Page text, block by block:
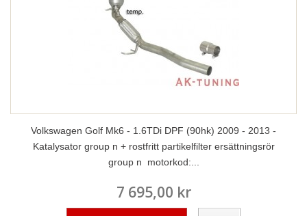
Volkswagen Golf Mk6 - 1.6TDi DPF (90hk) 2009 - 2013 -
Katalysator group n + rostfritt partikelfilter ersättningsrör
group n motorkod:...
7 695,00 kr